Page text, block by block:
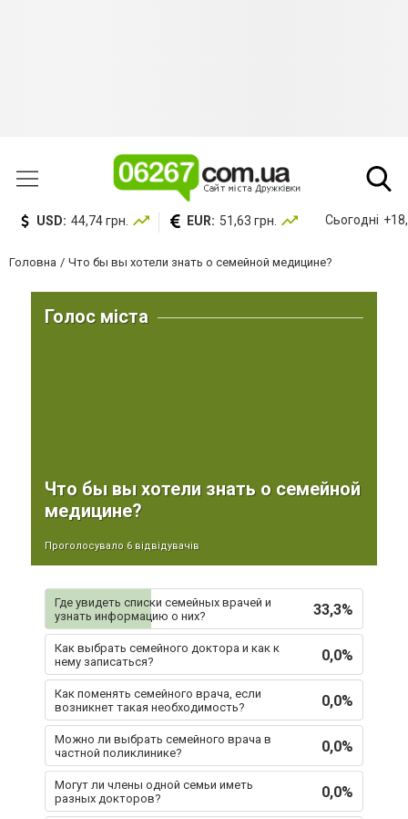
USD: 44,74 грн. EUR: 51,63 грн. Сьогодні
Головна Что бы вы хотели знать о семейной медицине?
Голос міста
Что бы вы хотели знать о семейной
медицине?
Проголосувало 6 відвідувачів
33,3%
Где увидеть списки семейных врачей и
узнать информацию о них?
0,0%
Как выбрать семейного доктора и как к
нему записаться?
0,0%
Как поменять семейного врача, если
возникнет такая необходимость?
0,0%
Можно ли выбрать семейного врача в
частной поликлинике?
0,0%
Могут ли члены одной семьи иметь
разных докторов?